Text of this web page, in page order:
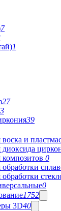
7
1
27
39
и
0
0
1752
3D40